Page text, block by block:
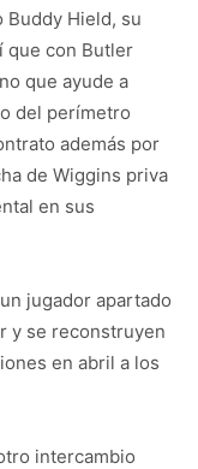
Buddy Hield, su
que con Butler
que ayude a
del perímetro
además por
de Wiggins priva
en sus
jugador apartado
y se reconstruyen
en abril a los
intercambio